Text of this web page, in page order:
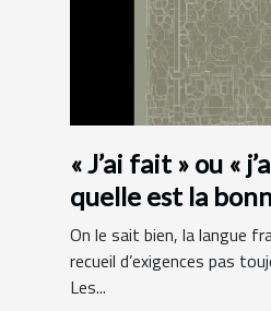
« J’ai fait » ou «
quelle est la
orthographe ?
On le sait bien, la langue
recueil d’exigences pas
Les...